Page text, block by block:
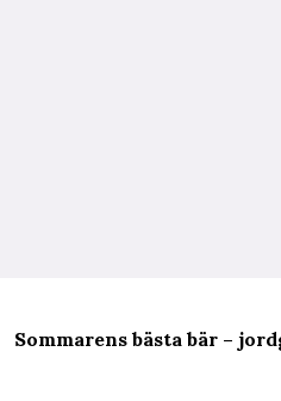
Sommarens bästa bär –